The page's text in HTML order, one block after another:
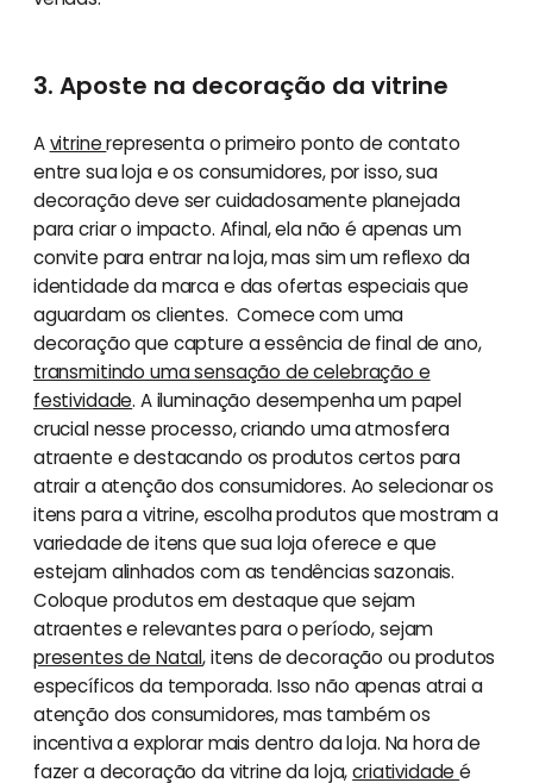
3. Aposte na decoração da vitrine
Avitrinerepresenta o primeiro ponto de contato
entre sua loja e os consumidores, por isso, sua
decoração deve ser cuidadosamente planejada
para criar o impacto. Afinal, ela não é apenas um
convite para entrar na loja, mas sim um reflexo da
identidade da marca e das ofertas especiais que
aguardam os clientes. Comece com uma
decoração que capture a essência de final de ano,
transmitindo uma sensação de celebração e
festividade. A iluminação desempenha um papel
crucial nesse processo, criando uma atmosfera
atraente e destacando os produtos certos para
atrair a atenção dos consumidores. Ao selecionar os
itens para a vitrine, escolha produtos que mostram a
variedade de itens que sua loja oferece e que
estejam alinhados com as tendências sazonais.
Coloque produtos em destaque que sejam
atraentes e relevantes para o período, sejam
presentes de Natal, itens de decoração ou produtos
específicos da temporada. Isso não apenas atrai a
atenção dos consumidores, mas também os
incentiva a explorar mais dentro da loja. Na hora de
fazer a decoração da vitrine da loja,criatividadeé